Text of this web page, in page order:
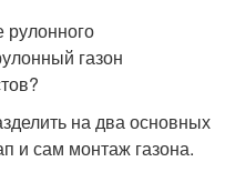
на два основных
и сам монтаж газона.